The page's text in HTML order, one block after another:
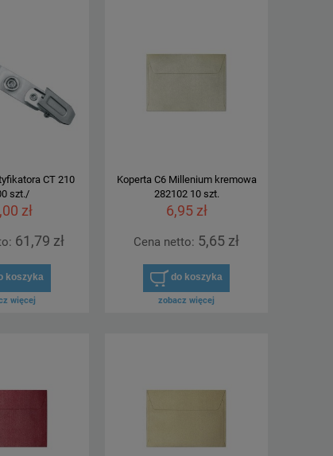
CT 210
szt./
zł
61,79 zł
koszyka
więcej
Koperta C6 Millenium kremowa
282102 10 szt.
6,95 zł
Cena netto: 5,65 zł
do koszyka
zobacz więcej